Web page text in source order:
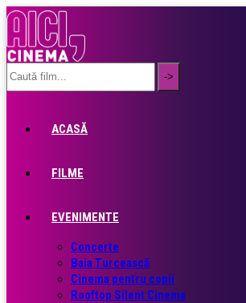
ACASĂ
FILME
EVENIMENTE
Concerte
Baia Turcească
Cinema pentru copii
Rooftop Silent Cinema